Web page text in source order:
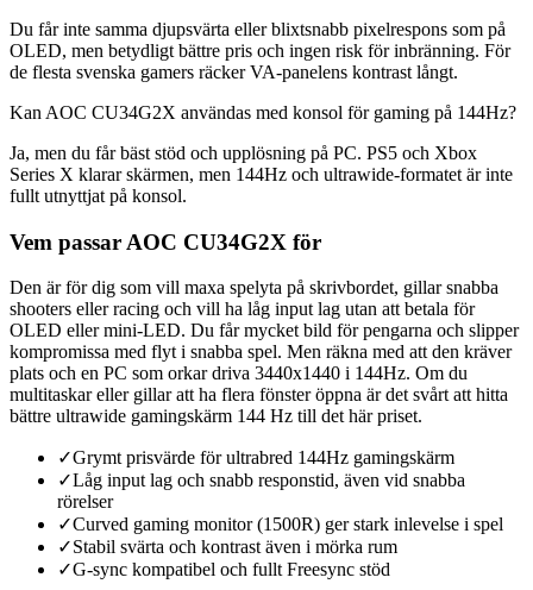
Du får inte samma djupsvärta eller blixtsnabb pixelrespons som på
OLED, men betydligt bättre pris och ingen risk för inbränning. För
de flesta svenska gamers räcker VA-panelens kontrast långt.
Kan AOC CU34G2X användas med konsol för gaming på 144Hz?
Ja, men du får bäst stöd och upplösning på PC. PS5 och Xbox
Series X klarar skärmen, men 144Hz och ultrawide-formatet är inte
fullt utnyttjat på konsol.
Vem passar AOC CU34G2X för
Den är för dig som vill maxa spelyta på skrivbordet, gillar snabba
shooters eller racing och vill ha låg input lag utan att betala för
OLED eller mini-LED. Du får mycket bild för pengarna och slipper
kompromissa med flyt i snabba spel. Men räkna med att den kräver
plats och en PC som orkar driva 3440x1440 i 144Hz. Om du
multitaskar eller gillar att ha flera fönster öppna är det svårt att hitta
bättre ultrawide gamingskärm 144 Hz till det här priset.
✓Grymt prisvärde för ultrabred 144Hz gamingskärm
✓Låg input lag och snabb responstid, även vid snabba
rörelser
✓Curved gaming monitor (1500R) ger stark inlevelse i spel
✓Stabil svärta och kontrast även i mörka rum
✓G-sync kompatibel och fullt Freesync stöd